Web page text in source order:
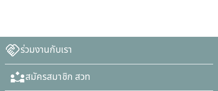
ร่วมงานกับเรา
สมัครสมาชิก สวท